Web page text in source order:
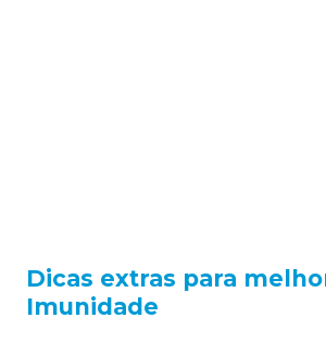
Dicas extras para
Imunidade